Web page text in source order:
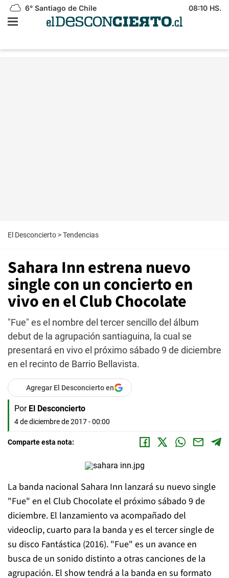
6° Santiago de Chile 08:10 HS.
El Desconcierto >Tendencias
Sahara Inn estrena nuevo
single con un concierto en
vivo en el Club Chocolate
"Fue" es el nombre del tercer sencillo del álbum
debut de la agrupación santiaguina, la cual se
presentará en vivo el próximo sábado 9 de diciembre
en el recinto de Barrio Bellavista.
Agregar El Desconcierto en
Por El Desconcierto
4 de diciembre de 2017 - 00:00
Comparte esta nota:
La banda nacional Sahara Inn lanzará su nuevo single
"Fue" en el Club Chocolate el próximo sábado 9 de
diciembre. El lanzamiento va acompañado del
videoclip, cuarto para la banda y es el tercer single de
su disco Fantástica (2016). "Fue" es un avance en
busca de un sonido distinto a otras canciones de la
agrupación. El show tendrá a la banda en su formato